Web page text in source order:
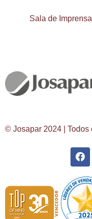
Sala de Imprensa
© Josapar 2024 | Todos